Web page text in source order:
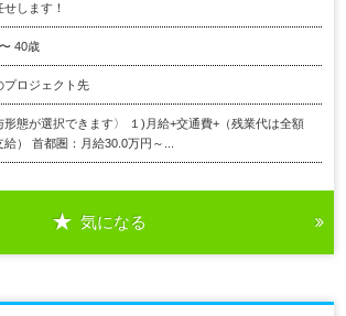
せします！
40歳
プロジェクト先
形態が選択できます〉 １)月給+交通費+（残業代は全額
給） 首都圏：月給30.0万円～...
気になる